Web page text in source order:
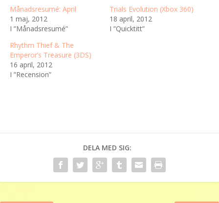
Månadsresumé: April
1 maj, 2012
I ”Månadsresumé”
Trials Evolution (Xbox 360)
18 april, 2012
I ”Quicktitt”
Rhythm Thief & The
Emperor’s Treasure (3DS)
16 april, 2012
I ”Recension”
DELA MED SIG: